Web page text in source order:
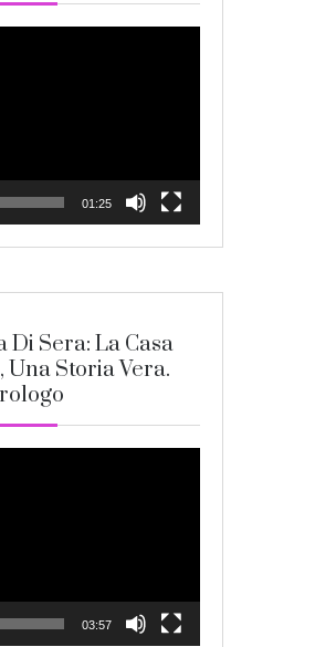
01:25
Di Sera: La Casa
Storia Vera.
03:57